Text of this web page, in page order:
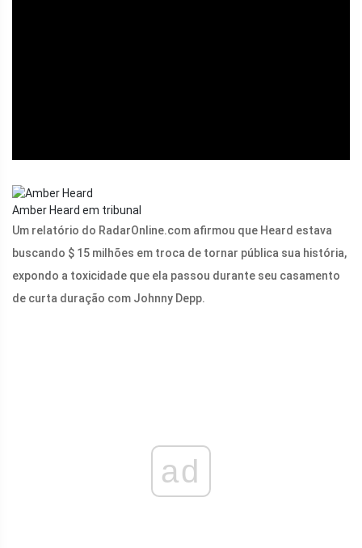
Amber Heard em tribunal
Um relatório do RadarOnline.com afirmou que Heard estava
buscando $ 15 milhões em troca de tornar pública sua história,
expondo a toxicidade que ela passou durante seu casamento
de curta duração com Johnny Depp.
ad